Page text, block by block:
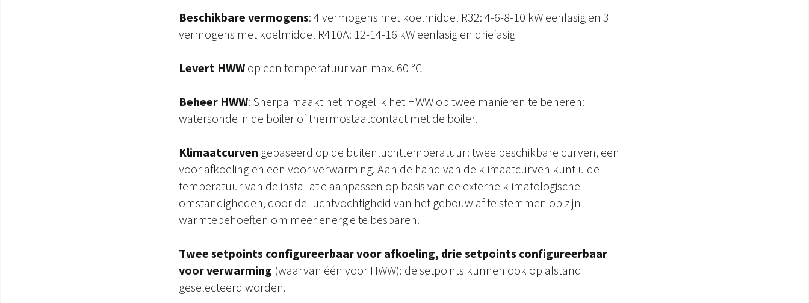
Beschikbare vermogens: 4 vermogens met koelmiddel R32: 4-6-8-10 kW eenfasig en 3
vermogens met koelmiddel R410A: 12-14-16 kW eenfasig en driefasig
Levert HWW op een temperatuur van max. 60 °C
Beheer HWW: Sherpa maakt het mogelijk het HWW op twee manieren te beheren:
watersonde in de boiler of thermostaatcontact met de boiler.
Klimaatcurven gebaseerd op de buitenluchttemperatuur: twee beschikbare curven, een
voor afkoeling en een voor verwarming. Aan de hand van de klimaatcurven kunt u de
temperatuur van de installatie aanpassen op basis van de externe klimatologische
omstandigheden, door de luchtvochtigheid van het gebouw af te stemmen op zijn
warmtebehoeften om meer energie te besparen.
Twee setpoints configureerbaar voor afkoeling, drie setpoints configureerbaar
voor verwarming (waarvan één voor HWW): de setpoints kunnen ook op afstand
geselecteerd worden.